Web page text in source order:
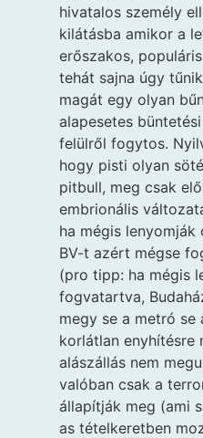
hivatalos személy
kilátásba amikor a
erőszakos,
tehát sajna úgy
magát egy olyan
alapesetes
felülről fogytos.
hogy pisti olyan
pitbull, meg csak
embrionális
ha mégis
BV-t azért mégse
(pro tipp: ha mégis
fogvatartva,
megy se a metró se
korlátlan enyhítésre
alászállás nem
valóban csak a
állapítják meg (ami
as tételkeretben